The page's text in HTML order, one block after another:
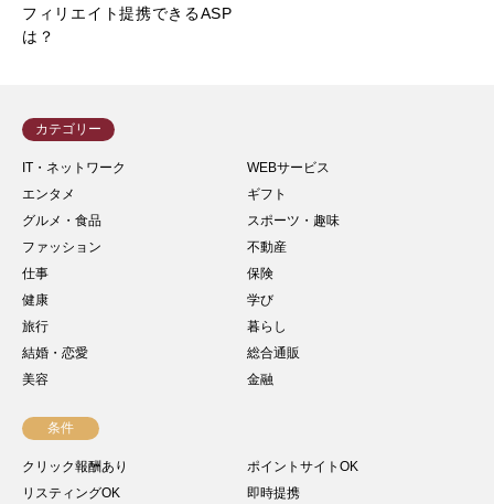
フィリエイト提携できるASP
は？
カテゴリー
IT・ネットワーク
WEBサービス
エンタメ
ギフト
グルメ・食品
スポーツ・趣味
ファッション
不動産
仕事
保険
健康
学び
旅行
暮らし
結婚・恋愛
総合通販
美容
金融
条件
クリック報酬あり
ポイントサイトOK
リスティングOK
即時提携